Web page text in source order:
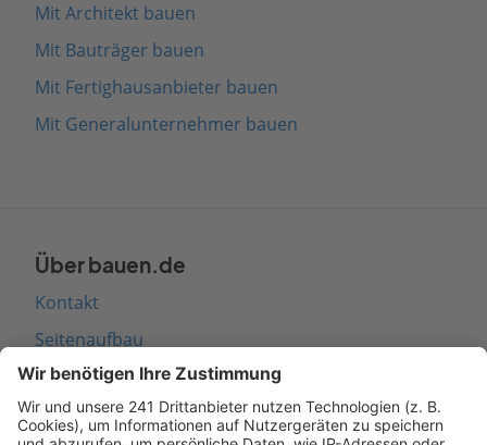
Mit Architekt bauen
Mit Bauträger bauen
Mit Fertighausanbieter bauen
Mit Generalunternehmer bauen
Über bauen.de
Kontakt
Seitenaufbau
Barrierefreiheit
Cookie Einstellungen